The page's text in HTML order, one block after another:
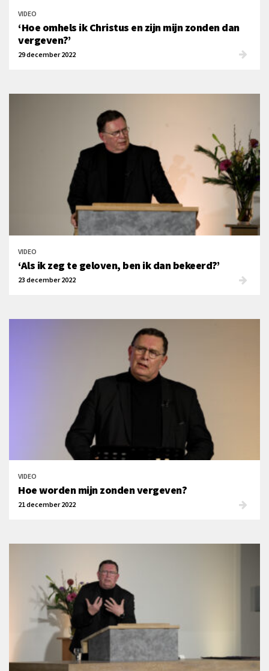
VIDEO
‘Hoe omhels ik Christus en zijn mijn zonden dan
vergeven?’
29 december 2022
VIDEO
‘Als ik zeg te geloven, ben ik dan bekeerd?’
23 december 2022
VIDEO
Hoe worden mijn zonden vergeven?
21 december 2022